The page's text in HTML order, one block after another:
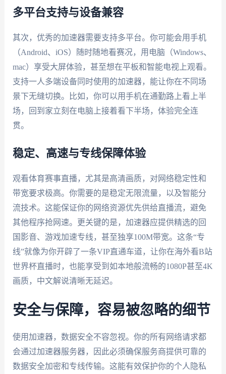
多平台支持与设备兼容
其次，优秀的加速器需要支持多平台。你可能会用手机
（Android、iOS）随时随地看赛况，用电脑（Windows、
mac）享受大屏体验，甚至想在平板和智能电视上观看。
支持一人多端设备同时使用的加速器，能让你在不同场
景下无缝切换。比如，你可以用手机在通勤路上看上半
场，回到家立刻在电脑上接着看下半场，体验完全连
贯。
稳定、高速与专线保障体验
观看体育赛事直播，尤其是高清画质，对网络稳定性和
带宽要求极高。你需要的是稳定无限流量，以及智能分
流技术。这能保证你的网络资源优先供给直播流，避免
其他程序抢网速。更关键的是，加速器应提供精选的回
国影音、游戏加速专线，甚至独享100M带宽。这条“专
线”就像为你开辟了一条VIP直通车道，让你在海外看B站
世界杯直播时，也能享受到如本地般流畅的1080P甚至4K
画质，中文解说清晰无延迟。
安全与保障，容易被忽略的细节
使用加速器，数据安全不容忽视。你的所有网络请求都
会通过加速器服务器，因此必须确保服务商提供可靠的
数据安全加密和专线传输。这能有效保护你的个人隐私